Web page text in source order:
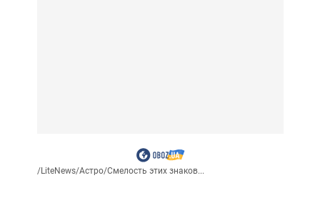
/LiteNews/Астро/Смелость этих знаков...